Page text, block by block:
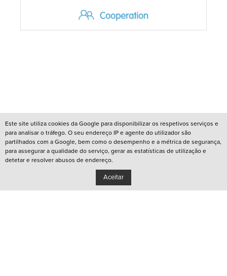
Este site utiliza cookies da Google para disponibilizar os respetivos serviços e
para analisar o tráfego. O seu endereço IP e agente do utilizador são
partilhados com a Google, bem como o desempenho e a métrica de segurança,
para assegurar a qualidade do serviço, gerar as estatísticas de utilização e
detetar e resolver abusos de endereço.
Aceitar